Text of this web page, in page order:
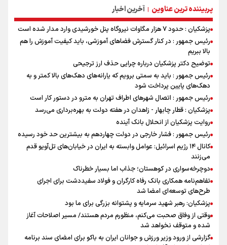
پربیننده ترین عناوین | آخرین اخبار
پزشکیان : حدود ۷ هزار مگاوات نیروگاه پنل خورشیدی وارد مدار شده است
رئیس جمهور : در کنار گسترش فضاهای آموزشی، باید کیفیت آموزش را هم
بالا ببریم
توضیح دکتر پزشکیان درباره چرایی حذف ارز ترجیحی
رئیس جمهور : باید به سمتی برویم که یارانه‌های دهک‌های بالا کمتر و به
دهک‌های پایین پرداخت شود
رئیس جمهور : اتصال شهرهای اطراف تهران به مترو در دستور کار است
پزشکیان : قطار چابهار - زاهدان در هفته دولت به بهره‌برداری می‌رسد
روایت پزشکیان از انحلال بانک آینده
رئیس جمهور : فشار خارجی در دولت چهاردهم به بیشترین حد خود رسیده
کانال ۱۴ رژیم اسرائیل: عوامل وابسته به ایران در خیابان‌های تل‌آویو قدم
می‌زنند
دوچرخه‌سواری در کوهستان؛ جذاب اما بسیار خطرناک
تفاهم‌نامه همکاری بانک رفاه کارگران و فولاد سفیددشت برای اجرای
طرح‌های توسعه‌ای امضا شد
پزشکیان: رهبر شهید سرمایه و پشتوانه بزرگی برای ما بود
وقتی از وفاق صحبت می‌کنم، منظورم مردم هستند/ مسیر اصلاحات آغاز
شده و متوقف نخواهد شد
گزارشی از ورود وزیر ورزش و جوانان ایران به باکو برای امضای سند برنامه